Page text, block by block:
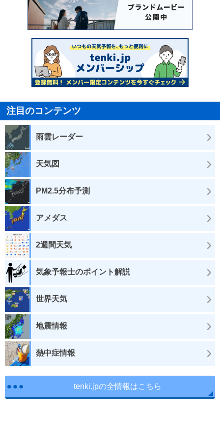
注目のコンテンツ
雨雲レーダー
天気図
PM2.5分布予測
アメダス
2週間天気
気象予報士のポイント解説
世界天気
地震情報
熱中症情報
tenki.jpの全情報はこちら